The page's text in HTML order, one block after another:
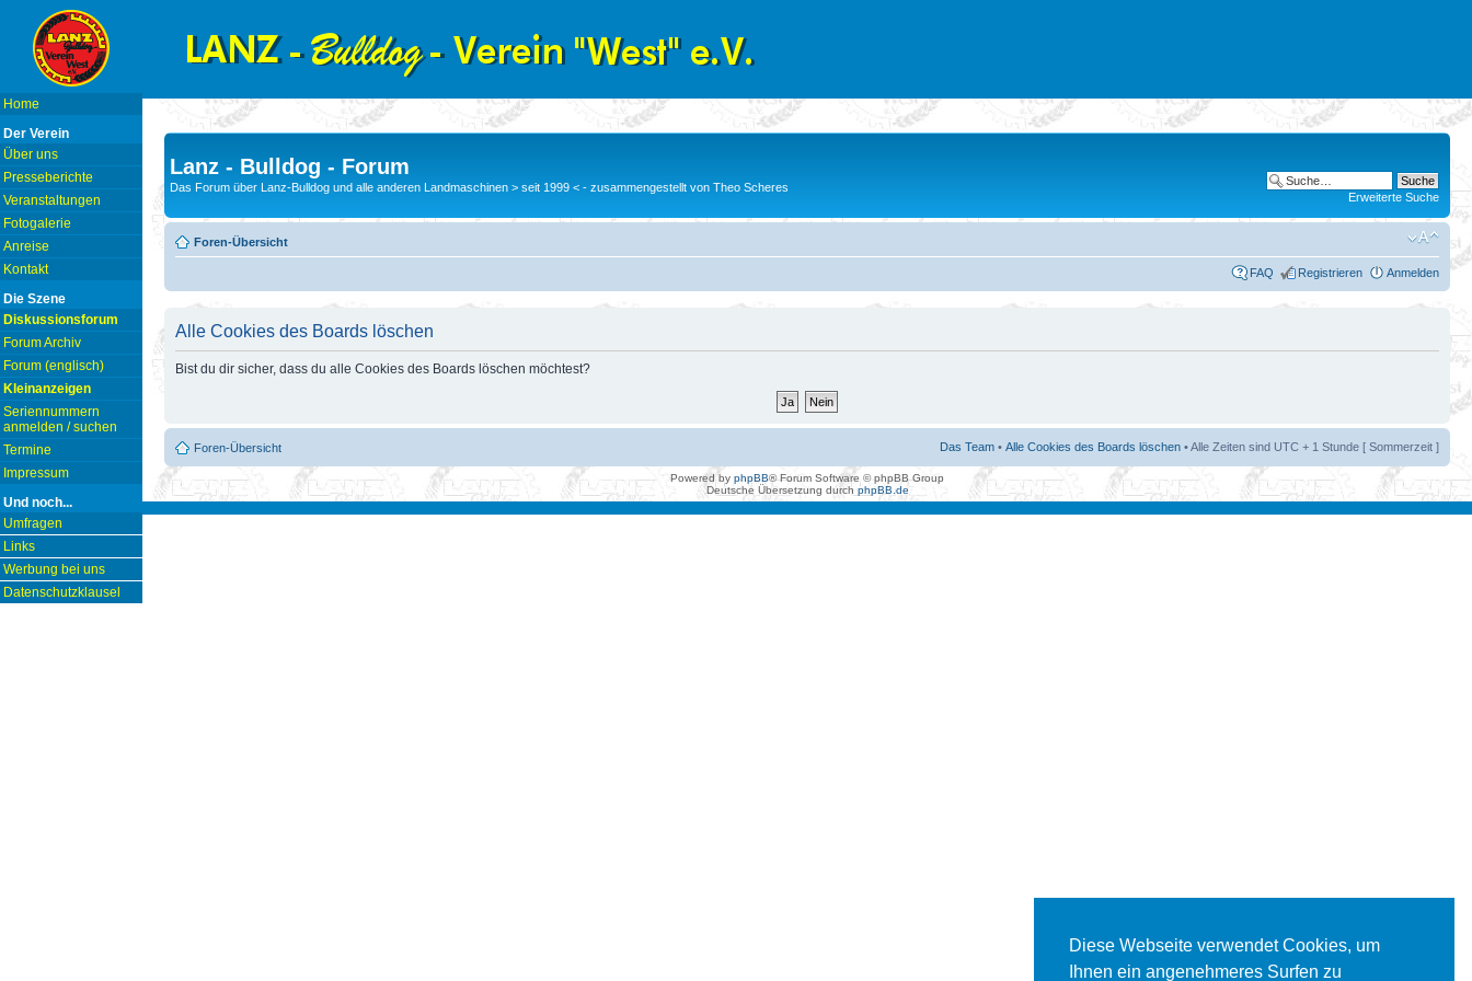
Diese Webseite verwendet Cookies, um
Ihnen ein angenehmeres Surfen zu
Home
Der Verein
Über uns
Presseberichte
Veranstaltungen
Fotogalerie
Anreise
Kontakt
Die Szene
Diskussionsforum
Forum Archiv
Forum (englisch)
Kleinanzeigen
Seriennummern
anmelden / suchen
Termine
Impressum
Und noch...
Umfragen
Links
Werbung bei uns
Datenschutzklausel
Lanz - Bulldog - Forum
Das Forum über Lanz-Bulldog und alle anderen Landmaschinen > seit 1999 < - zusammengestellt von Theo Scheres
Erweiterte Suche
Foren-Übersicht
FAQ Registrieren Anmelden
Alle Cookies des Boards löschen
Bist du dir sicher, dass du alle Cookies des Boards löschen möchtest?
Foren-Übersicht Das Team • Alle Cookies des Boards löschen • Alle Zeiten sind UTC + 1 Stunde [ Sommerzeit ]
Powered by phpBB® Forum Software © phpBB Group
Deutsche Übersetzung durch phpBB.de